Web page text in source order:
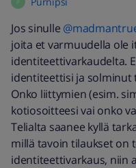
Jos sinulle ​
joita et varmuudella ole
identiteettivarkaudelta.
identiteettisi ja solminut
Onko liittymien (esim.
kotiosoitteesi vai onko
Telialta saanee kyllä
millä tavoin tilaukset on
identiteettivarkaus, niin